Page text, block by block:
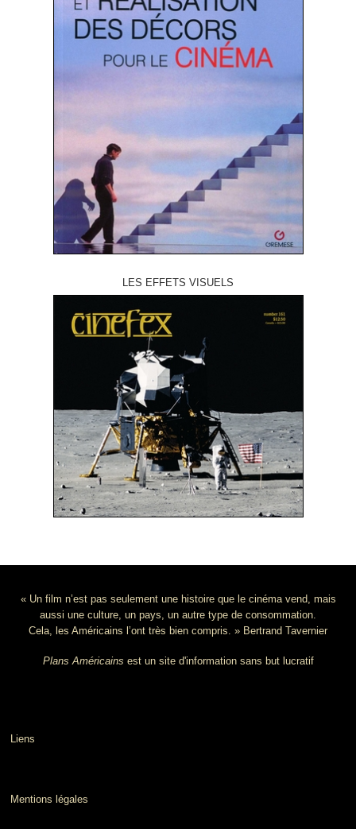
LES EFFETS VISUELS
« Un film n’est pas seulement une histoire que le cinéma vend, mais
aussi une culture, un pays, un autre type de consommation.
Cela, les Américains l’ont très bien compris. » Bertrand Tavernier
Plans Américains est un site d'information sans but lucratif
Liens
Mentions légales